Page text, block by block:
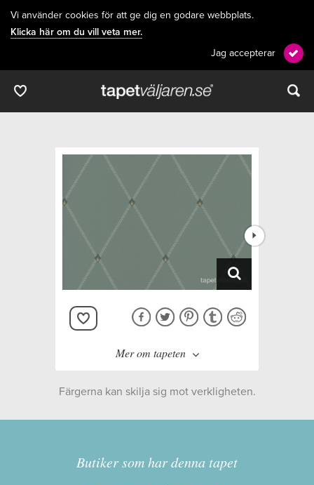
Vi använder cookies för att ge dig en godare webbplats.
Klicka här om du vill veta mer.
Jag accepterar
Mer om tapeten
Kollektion:
Timeless Traditions
Färgerna kan skilja sig mot verkligheten.
Butiker som har denna tapet